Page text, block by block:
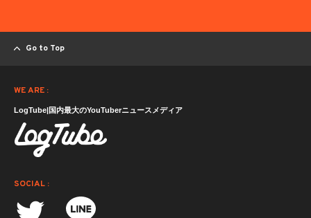
Go to Top
WE ARE :
LogTube|国内最大のYouTuberニュースメディア
SOCIAL :